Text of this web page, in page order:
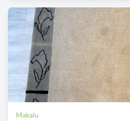
Makalu